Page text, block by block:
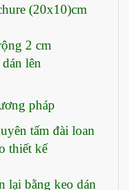
(20x10)cm
2 cm
lên
pháp
tấm đài loan
thiết kế
lại bằng keo dán